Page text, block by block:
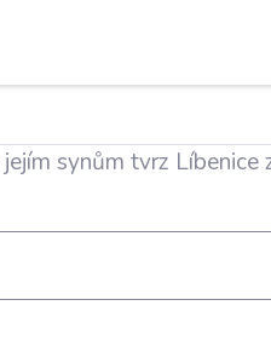
synům tvrz